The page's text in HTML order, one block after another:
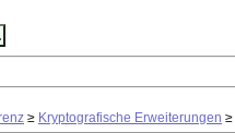
≥ Kryptografische Erweiterungen ≥